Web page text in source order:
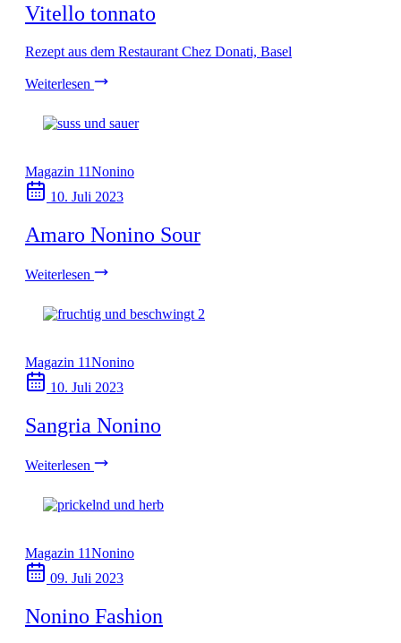
Vitello tonnato
Rezept aus dem Restaurant Chez Donati, Basel
Weiterlesen
Magazin 11Nonino
10. Juli 2023
Amaro Nonino Sour
Weiterlesen
Magazin 11Nonino
10. Juli 2023
Sangria Nonino
Weiterlesen
Magazin 11Nonino
09. Juli 2023
Nonino Fashion